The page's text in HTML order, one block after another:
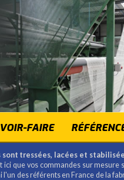
FAIRE
tressées, lacées et
ici que vos commandes sur mesure
l'un des référents en France de la